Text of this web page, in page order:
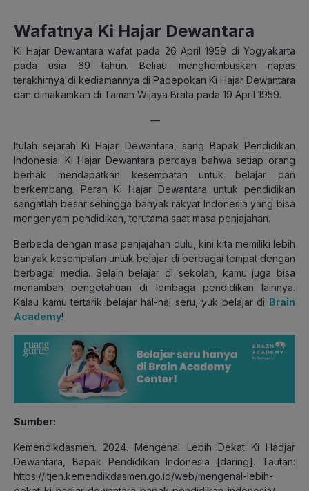
Wafatnya Ki Hajar Dewantara
Ki Hajar Dewantara wafat pada 26 April 1959 di Yogyakarta
pada usia 69 tahun. Beliau menghembuskan napas
terakhirnya di kediamannya di Padepokan Ki Hajar Dewantara
dan dimakamkan di Taman Wijaya Brata pada 19 April 1959.
—
Itulah sejarah Ki Hajar Dewantara, sang Bapak Pendidikan
Indonesia. Ki Hajar Dewantara percaya bahwa setiap orang
berhak mendapatkan kesempatan untuk belajar dan
berkembang. Peran Ki Hajar Dewantara untuk pendidikan
sangatlah besar sehingga banyak rakyat Indonesia yang bisa
mengenyam pendidikan, terutama saat masa penjajahan.
Berbeda dengan masa penjajahan dulu, kini kita memiliki lebih
banyak kesempatan untuk belajar di berbagai tempat dengan
berbagai media. Selain belajar di sekolah, kamu juga bisa
menambah pengetahuan di lembaga pendidikan lainnya.
Kalau kamu tertarik belajar hal-hal seru, yuk belajar di Brain
Academy!
Sumber:
Kemendikdasmen. 2024. Mengenal Lebih Dekat Ki Hadjar
Dewantara, Bapak Pendidikan Indonesia [daring]. Tautan:
https://itjen.kemendikdasmen.go.id/web/mengenal-lebih-